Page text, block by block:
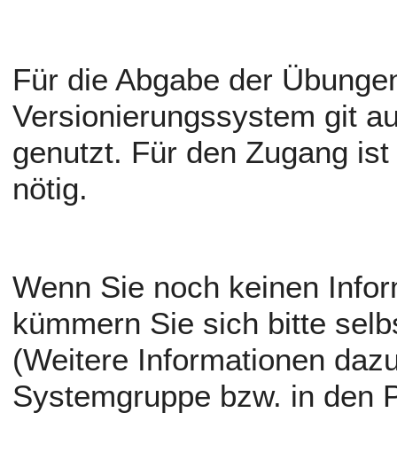
Für die Abgabe der
Versionierungssystem git
genutzt. Für den Zugang
nötig.
Wenn Sie noch keinen
kümmern Sie sich bitte
(Weitere Informationen
Systemgruppe bzw. in den